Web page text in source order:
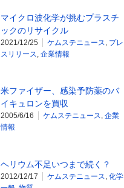
マイクロ波化学が挑むプラスチ
ックのリサイクル
2021/12/25 ケムステニュース, プレ
スリリース, 企業情報
米ファイザー、感染予防薬のバ
イキュロンを買収
2005/6/16 ケムステニュース, 企業
情報
ヘリウム不足いつまで続く？
2012/12/17 ケムステニュース, 化学